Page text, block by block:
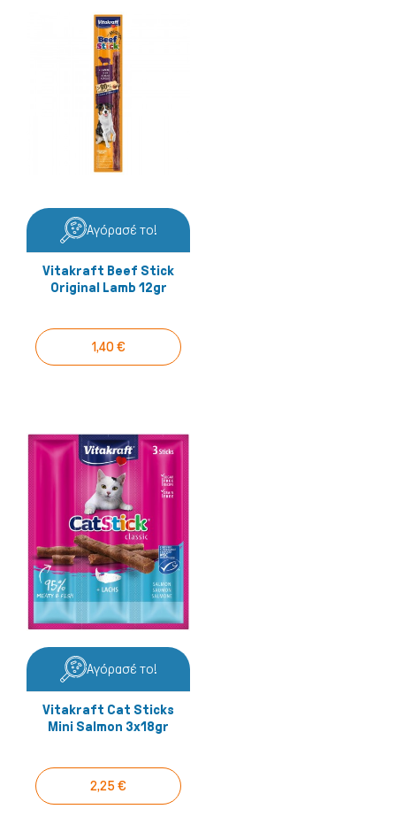
Αγόρασέ το!
Vitakraft Beef Stick
Original Lamb 12gr
1,40 €
Αγόρασέ το!
Vitakraft Cat Sticks
Mini Salmon 3x18gr
2,25 €